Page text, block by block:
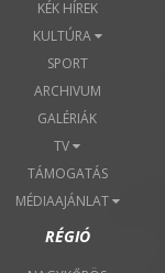
KÉK HÍREK
KULTÚRA
SPORT
ARCHIVUM
GALÉRIÁK
TV
TÁMOGATÁS
MÉDIAAJÁNLAT
RÉGIÓ